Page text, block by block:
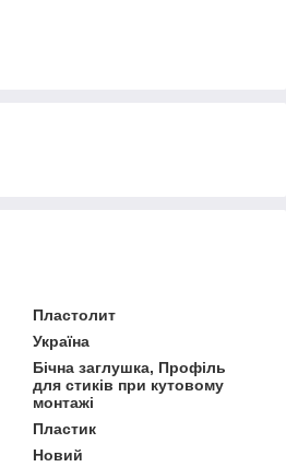
Пластолит
Україна
Бічна заглушка, Профіль
для стиків при кутовому
монтажі
Пластик
Новий